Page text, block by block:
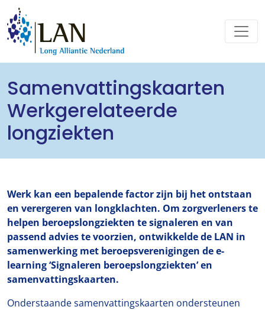
Samenvattingskaarten
Werkgerelateerde
longziekten
Werk kan een bepalende factor zijn bij het ontstaan
en verergeren van longklachten. Om zorgverleners te
helpen beroepslongziekten te signaleren en van
passend advies te voorzien, ontwikkelde de LAN in
samenwerking met beroepsverenigingen de e-
learning ‘Signaleren beroepslongziekten’ en
samenvattingskaarten.
Onderstaande samenvattingskaarten ondersteunen